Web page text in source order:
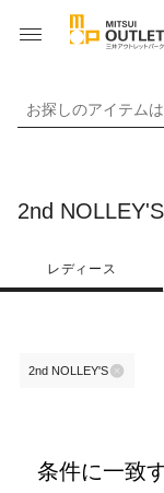
お探しのアイテムは
2nd
レディース
2nd NOLLEY'S
条件に一致